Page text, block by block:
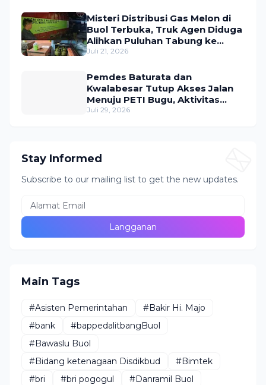
Misteri Distribusi Gas Melon di
Buol Terbuka, Truk Agen Diduga
Alihkan Puluhan Tabung ke
Lokasi Tak Resmi
Juli 21, 2026
Pemdes Baturata dan
Kwalabesar Tutup Akses Jalan
Menuju PETI Bugu, Aktivitas
Tambang Diduga Masih
Juli 29, 2026
Stay Informed
Subscribe to our mailing list to get the new updates.
Main Tags
#Asisten Pemerintahan
#Bakir Hi. Majo
#bank
#bappedalitbangBuol
#Bawaslu Buol
#Bidang ketenagaan Disdikbud
#Bimtek
#bri
#bri pogogul
#Danramil Buol